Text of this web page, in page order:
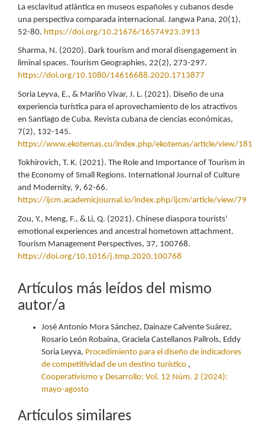
La esclavitud atlántica en museos españoles y cubanos desde
una perspectiva comparada internacional. Jangwa Pana, 20(1),
52-80. https://doi.org/10.21676/16574923.3913
Sharma, N. (2020). Dark tourism and moral disengagement in
liminal spaces. Tourism Geographies, 22(2), 273-297.
https://doi.org/10.1080/14616688.2020.1713877
Soria Leyva, E., & Mariño Vivar, J. L. (2021). Diseño de una
experiencia turística para el aprovechamiento de los atractivos
en Santiago de Cuba. Revista cubana de ciencias económicas,
7(2), 132-145.
https://www.ekotemas.cu/index.php/ekotemas/article/view/181
Tokhirovich, T. K. (2021). The Role and Importance of Tourism in
the Economy of Small Regions. International Journal of Culture
and Modernity, 9, 62-66.
https://ijcm.academicjournal.io/index.php/ijcm/article/view/79
Zou, Y., Meng, F., & Li, Q. (2021). Chinese diaspora tourists'
emotional experiences and ancestral hometown attachment.
Tourism Management Perspectives, 37, 100768.
https://doi.org/10.1016/j.tmp.2020.100768
Artículos más leídos del mismo
autor/a
José Antonio Mora Sánchez, Dainaze Calvente Suárez,
Rosario León Robaina, Graciela Castellanos Pallrols, Eddy
Soria Leyva, Procedimiento para el diseño de indicadores
de competitividad de un destino turístico ,
Cooperativismo y Desarrollo: Vol. 12 Núm. 2 (2024):
mayo-agosto
Artículos similares